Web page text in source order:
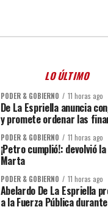
LO ÚLTIMO
PODER & GOBIERNO 11 horas ago
De La Espriella anuncia
y promete ordenar las
PODER & GOBIERNO 11 horas ago
¡Petro cumplió!: devolvió
Marta
PODER & GOBIERNO 11 horas ago
Abelardo De La Espriella
a la Fuerza Pública